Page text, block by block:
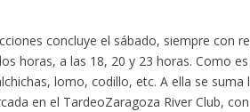
concluye el sábado, siempre con
horas, a las 18, 20 y 23 horas. Como
lomo, codillo, etc. A ella se
en el TardeoZaragoza River Club,